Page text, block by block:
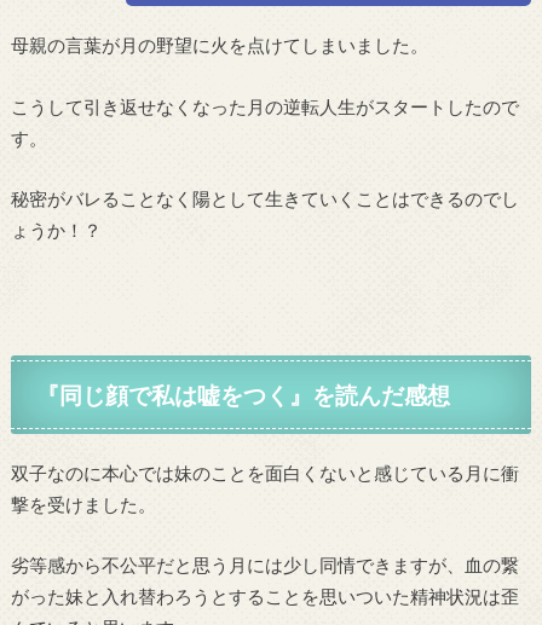
母親の言葉が月の野望に火を点けてしまいました。
こうして引き返せなくなった月の逆転人生がスタートしたので
す。
秘密がバレることなく陽として生きていくことはできるのでし
ょうか！？
『同じ顔で私は嘘をつく』 を読んだ感想
双子なのに本心では妹のことを面白くないと感じている月に衝
撃を受けました。
劣等感から不公平だと思う月には少し同情できますが、血の繋
がった妹と入れ替わろうとすることを思いついた精神状況は歪